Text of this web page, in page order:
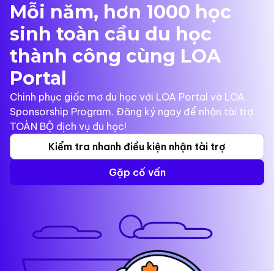
Mỗi năm, hơn 1000 học
sinh toàn cầu du học
thành công cùng LOA
Portal
Chinh phục giấc mơ du học với LOA Portal và LOA
Sponsorship Program. Đăng ký ngay để nhận tài trợ
TOÀN BỘ dịch vụ du học!
Kiểm tra nhanh điều kiện nhận tài trợ
Gặp cố vấn